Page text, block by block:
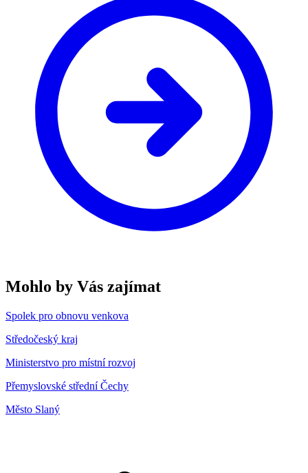
Mohlo by Vás zajímat
Spolek pro obnovu venkova
Středočeský kraj
Ministerstvo pro místní rozvoj
Přemyslovské střední Čechy
Město Slaný